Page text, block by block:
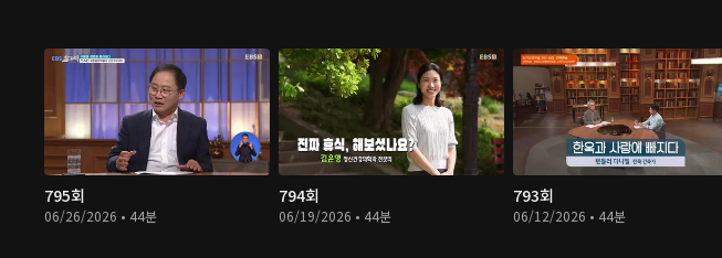
795회
06/26/2026 • 44분
794회
06/19/2026 • 44분
793회
06/12/2026 • 44분